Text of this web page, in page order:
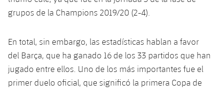
grupos de la Champions 2019/20 (2-4).
En total, sin embargo, las estadísticas hablan a favor
del Barça, que ha ganado 16 de los 33 partidos que han
jugado entre ellos. Uno de los más importantes fue el
primer duelo oficial, que significó la primera Copa de